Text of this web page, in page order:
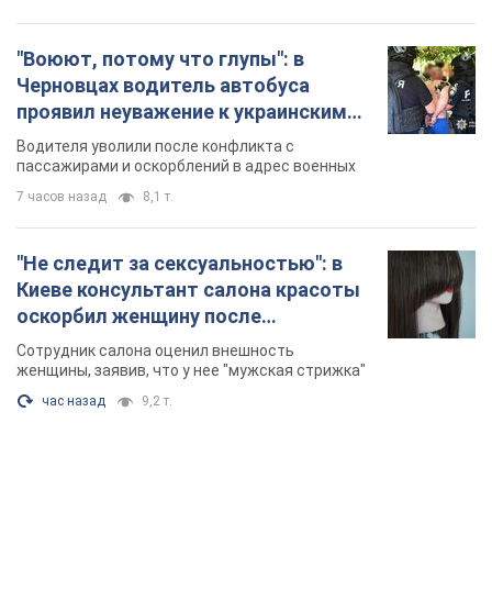
"Воюют, потому что глупы": в
Черновцах водитель автобуса
проявил неуважение к украинским
военным и поплатился за это.
Видео
Водителя уволили после конфликта с
пассажирами и оскорблений в адрес военных
7 часов назад 8,1 т.
"Не следит за сексуальностью": в
Киеве консультант салона красоты
оскорбил женщину после
химиотерапии, разгорелся скандал.
Фото
Сотрудник салона оценил внешность
женщины, заявив, что у нее "мужская стрижка"
час назад 9,2 т.